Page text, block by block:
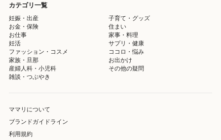
カテゴリ一覧
妊娠・出産
子育て・グッズ
お金・保険
住まい
お仕事
家事・料理
妊活
サプリ・健康
ファッション・コスメ
ココロ・悩み
家族・旦那
お出かけ
産婦人科・小児科
その他の疑問
雑談・つぶやき
ママリについて
ブランドガイドライン
利用規約